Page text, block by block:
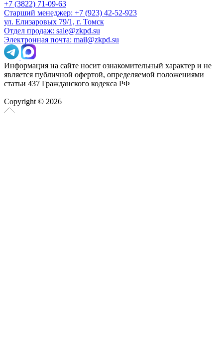
+7 (3822) 71-09-63
Старший менеджер: +7 (923) 42-52-923
ул. Елизаровых 79/1, г. Томск
Отдел продаж: sale@zkpd.su
Электронная почта: mail@zkpd.su
Информация на сайте носит ознакомительный характер и не
является публичной офертой, определяемой положениями
статьи 437 Гражданского кодекса РФ
Copyright © 2026